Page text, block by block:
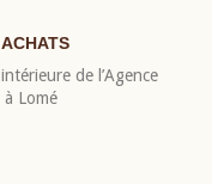
de l’Agence
à Lomé